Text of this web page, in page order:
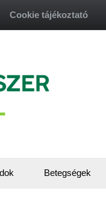
Cookie tájékoztató
Betegségek